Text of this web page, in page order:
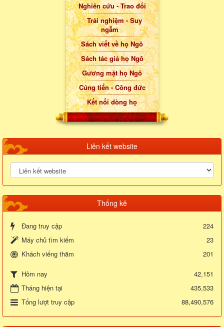
Nghiên cứu - Trao đổi
Trải nghiệm - Suy
ngẫm
Sách viết về họ Ngô
Sách tác giả họ Ngô
Gương mặt họ Ngô
Cúng tiến - Công đức
Kết nối dòng họ
Liên kết website
Thống kê
Đang truy cập
224
Máy chủ tìm kiếm
23
Khách viếng thăm
201
Hôm nay
42,151
Tháng hiện tại
435,533
Tổng lượt truy cập
88,490,576